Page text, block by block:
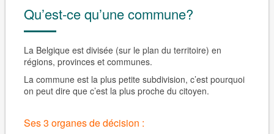
Qu’est-ce qu’une commune?
La Belgique est divisée (sur le plan du territoire) en
régions, provinces et communes.
La communeest la plus petite subdivision, c’est pourquoi
on peut dire que c’est la plus proche du citoyen.
Ses 3 organes de décision :